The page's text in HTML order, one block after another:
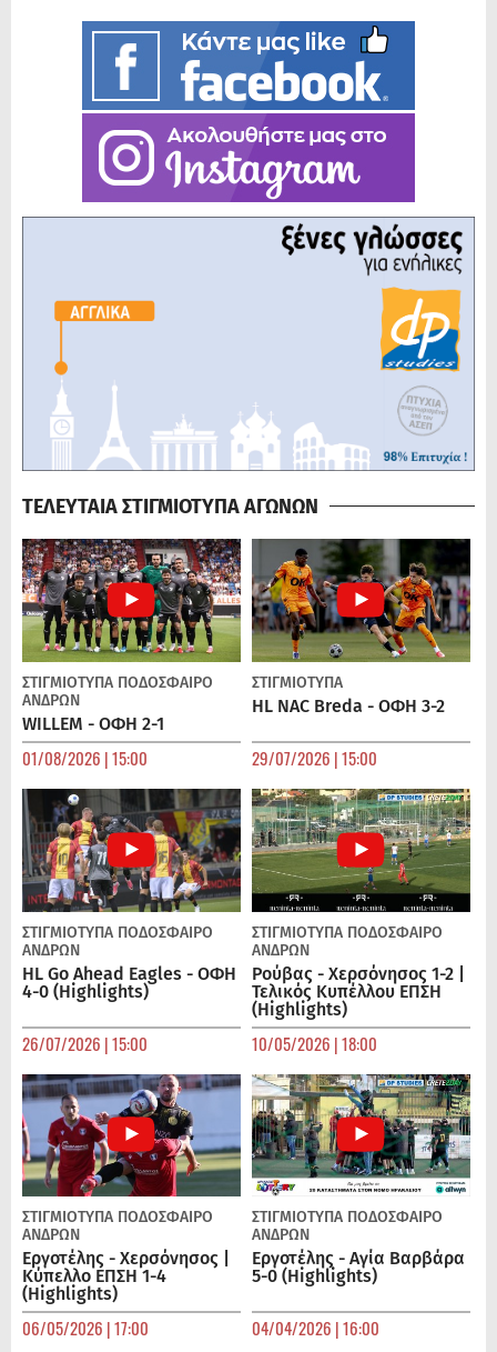
ΤΕΛΕΥΤΑΙΑ ΣΤΙΓΜΙΟΤΥΠΑ ΑΓΩΝΩΝ
ΣΤΙΓΜΙΟΤΥΠΑ ΠΟΔΌΣΦΑΙΡΟ
ΑΝΔΡΏΝ
WILLEM - ΟΦΗ 2-1
01/08/2026 | 15:00
ΣΤΙΓΜΙΟΤΥΠΑ
HL NAC Breda - ΟΦΗ 3-2
29/07/2026 | 15:00
ΣΤΙΓΜΙΟΤΥΠΑ ΠΟΔΌΣΦΑΙΡΟ
ΑΝΔΡΏΝ
HL Go Ahead Eagles - ΟΦΗ
4-0 (Highlights)
26/07/2026 | 15:00
ΣΤΙΓΜΙΟΤΥΠΑ ΠΟΔΌΣΦΑΙΡΟ
ΑΝΔΡΏΝ
Ρούβας - Χερσόνησος 1-2 |
Τελικός Κυπέλλου ΕΠΣΗ
(Highlights)
10/05/2026 | 18:00
ΣΤΙΓΜΙΟΤΥΠΑ ΠΟΔΌΣΦΑΙΡΟ
ΑΝΔΡΏΝ
Εργοτέλης - Χερσόνησος |
Κύπελλο ΕΠΣΗ 1-4
(Highlights)
06/05/2026 | 17:00
ΣΤΙΓΜΙΟΤΥΠΑ ΠΟΔΌΣΦΑΙΡΟ
ΑΝΔΡΏΝ
Εργοτέλης - Αγία Βαρβάρα
5-0 (Highlights)
04/04/2026 | 16:00